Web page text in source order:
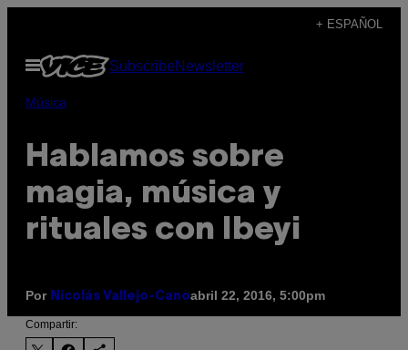
contenido
+ ESPAÑOL
Abrir
Menú
SubscribeNewsletter
Música
Hablamos sobre
magia, música y
rituales con Ibeyi
Por Nicolás Vallejo-Canoabril 22, 2016, 5:00pm
Compartir: